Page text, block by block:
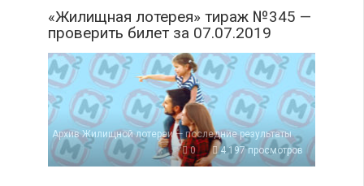
«Жилищная лотерея» тираж №345 —
проверить билет за 07.07.2019
Архив Жилищной лотереи — последние результаты
0
4 197 просмотров